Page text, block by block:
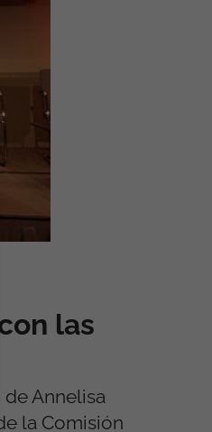
las
Annelisa
la Comisión